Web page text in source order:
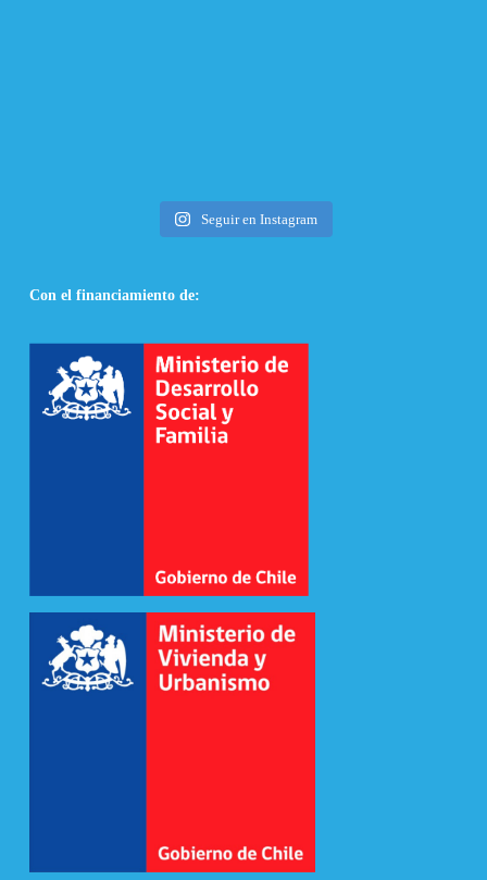
Seguir en Instagram
Con el financiamiento de: